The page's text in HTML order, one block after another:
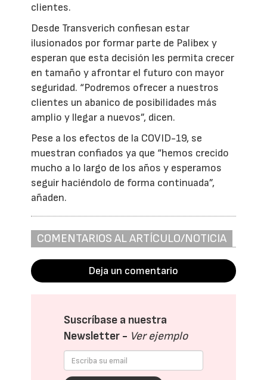
clientes.
Desde Transverich confiesan estar
ilusionados por formar parte de Palibex y
esperan que esta decisión les permita crecer
en tamaño y afrontar el futuro con mayor
seguridad. “Podremos ofrecer a nuestros
clientes un abanico de posibilidades más
amplio y llegar a nuevos”, dicen.
Pese a los efectos de la COVID-19, se
muestran confiados ya que “hemos crecido
mucho a lo largo de los años y esperamos
seguir haciéndolo de forma continuada”,
añaden.
COMENTARIOS AL ARTÍCULO/NOTICIA
Deja un comentario
Suscríbase a nuestra
Newsletter - Ver ejemplo